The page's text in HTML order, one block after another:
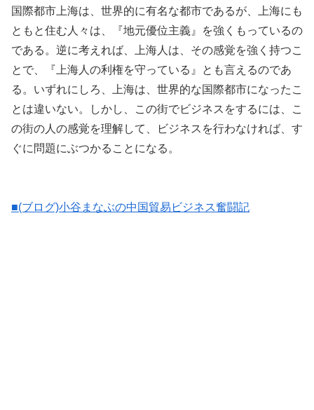
国際都市上海は、世界的に有名な都市であるが、上海にも
ともと住む人々は、『地元優位主義』を強くもっているの
である。逆に考えれば、上海人は、その感覚を強く持つこ
とで、『上海人の利権を守っている』とも言えるのであ
る。いずれにしろ、上海は、世界的な国際都市になったこ
とは違いない。しかし、この街でビジネスをするには、こ
の街の人の感覚を理解して、ビジネスを行わなければ、す
ぐに問題にぶつかることになる。
■(ブログ)小谷まなぶの中国貿易ビジネス奮闘記